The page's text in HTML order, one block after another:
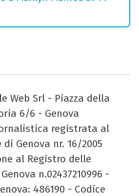
Web Srl - Piazza della
6/6 - Genova
registrata al
Genova nr. 16/2005
al Registro delle
n.02437210996 -
486190 - Codice